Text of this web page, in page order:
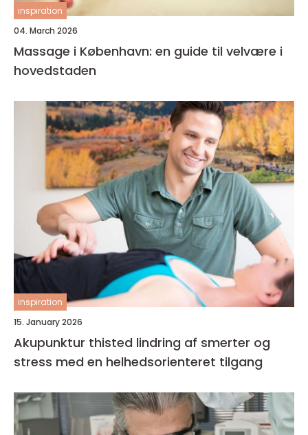
inspiration
04. March 2026
Massage i København: en guide til velvære i
hovedstaden
inspiration
15. January 2026
Akupunktur thisted lindring af smerter og
stress med en helhedsorienteret tilgang